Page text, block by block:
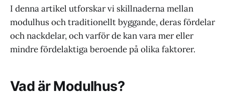
I denna artikel utforskar vi skillnaderna mellan
modulhus och traditionellt byggande, deras fördelar
och nackdelar, och varför de kan vara mer eller
mindre fördelaktiga beroende på olika faktorer.
Vad är Modulhus?